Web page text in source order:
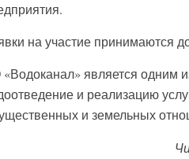
на участие принимаются
является одним
и реализацию
и земельных